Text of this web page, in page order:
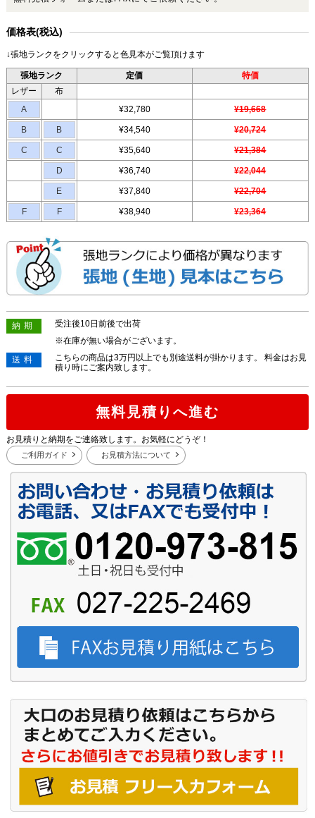
価格表(税込)
↓張地ランクをクリックすると色見本がご覧頂けます
張地ランク 定価
特価
レザー
布
A
¥32,780 ¥19,668
B B ¥34,540 ¥20,724
C C ¥35,640 ¥21,384
D ¥36,740 ¥22,044
E ¥37,840 ¥22,704
F F ¥38,940 ¥23,364
納期
受注後10日前後で出荷
※在庫が無い場合がございます。
送料
こちらの商品は3万円以上でも別途送料が掛かります。 料金はお見
積り時にご案内致します。
無料見積りへ進む
お見積りと納期をご連絡致します。お気軽にどうぞ！
ご利用ガイド お見積方法について